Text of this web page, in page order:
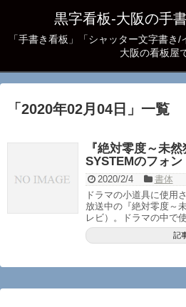
黒字看板‐大阪の手
「手書き看板」「シャッター文字書き
大阪の看板屋
「 2020年02月04日 」 一覧
『絶対零度～未
SYSTEMのフォン
2020/2/4
書体
ドラマの小道具に使用
放送中の『絶対零度～
レビ）。ドラマの中で
記